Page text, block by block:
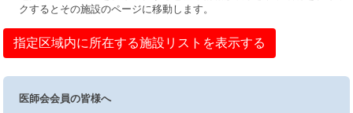
クするとその施設のページに移動します。
指定区域内に所在する施設リストを表示する
医師会会員の皆様へ